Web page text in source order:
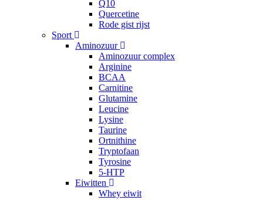
Q10
Quercetine
Rode gist rijst
Sport
Aminozuur
Aminozuur complex
Arginine
BCAA
Carnitine
Glutamine
Leucine
Lysine
Taurine
Ortnithine
Tryptofaan
Tyrosine
5-HTP
Eiwitten
Whey eiwit